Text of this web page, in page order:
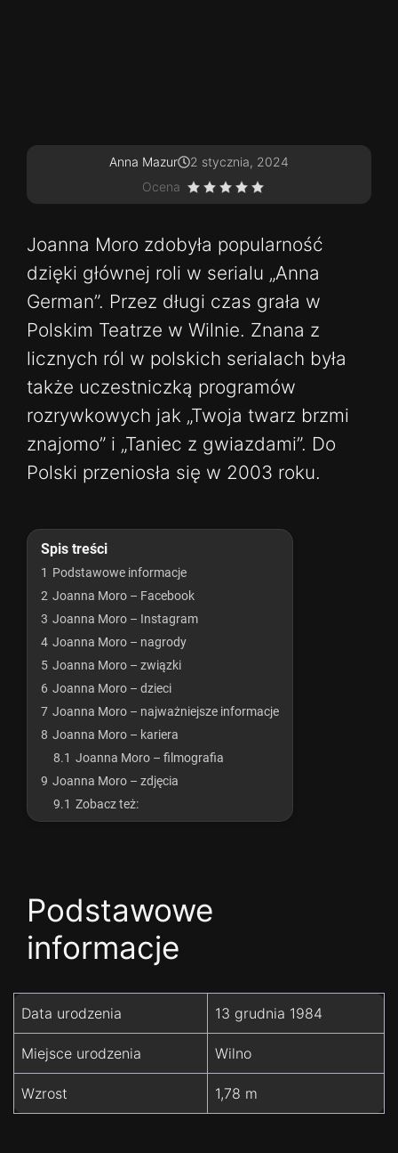
Anna Mazur
2 stycznia, 2024
Ocena
Joanna Moro zdobyła popularność
dzięki głównej roli w serialu „Anna
German”. Przez długi czas grała w
Polskim Teatrze w Wilnie. Znana z
licznych ról w polskich serialach była
także uczestniczką programów
rozrywkowych jak „Twoja twarz brzmi
znajomo” i „Taniec z gwiazdami”. Do
Polski przeniosła się w 2003 roku.
Spis treści
1 Podstawowe informacje
2 Joanna Moro – Facebook
3 Joanna Moro – Instagram
4 Joanna Moro – nagrody
5 Joanna Moro – związki
6 Joanna Moro – dzieci
7 Joanna Moro – najważniejsze informacje
8 Joanna Moro – kariera
8.1 Joanna Moro – filmografia
9 Joanna Moro – zdjęcia
9.1 Zobacz też:
Podstawowe
informacje
Data urodzenia 13 grudnia 1984
Miejsce urodzenia Wilno
Wzrost 1,78 m